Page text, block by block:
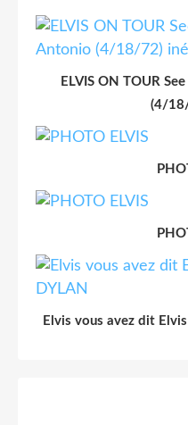
ELVIS ON TOUR
(4/
Elvis vous avez dit